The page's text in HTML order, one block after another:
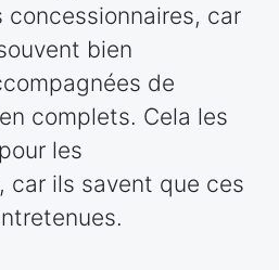
concessionnaires, car
bien
de
complets. Cela les
les
car ils savent que ces